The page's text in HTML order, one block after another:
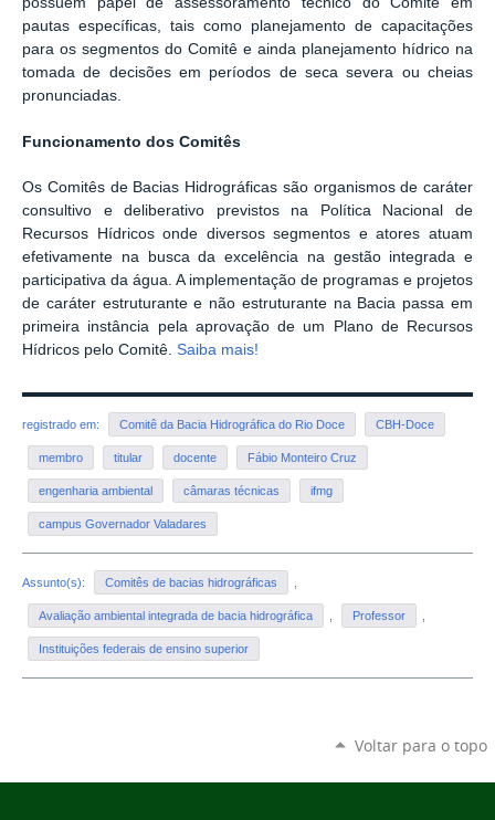
pautas específicas, tais como planejamento de capacitações
para os segmentos do Comitê e ainda planejamento hídrico na
tomada de decisões em períodos de seca severa ou cheias
pronunciadas.
Funcionamento dos Comitês
Os Comitês de Bacias Hidrográficas são organismos de caráter
consultivo e deliberativo previstos na Política Nacional de
Recursos Hídricos onde diversos segmentos e atores atuam
efetivamente na busca da excelência na gestão integrada e
participativa da água. A implementação de programas e projetos
de caráter estruturante e não estruturante na Bacia passa em
primeira instância pela aprovação de um Plano de Recursos
Hídricos pelo Comitê. Saiba mais!
registrado em: Comitê da Bacia Hidrográfica do Rio Doce CBH-Doce
membro titular docente Fábio Monteiro Cruz
engenharia ambiental câmaras técnicas ifmg
campus Governador Valadares
Assunto(s): Comitês de bacias hidrográficas
Avaliação ambiental integrada de bacia hidrográfica Professor
Instituições federais de ensino superior
Voltar para o topo